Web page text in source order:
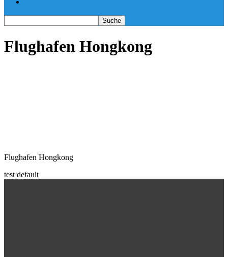
Flughafen Hongkong
Flughafen Hongkong
test default